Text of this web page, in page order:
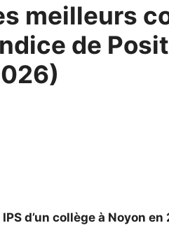
meilleurs
de
d’un collège à Noyon en